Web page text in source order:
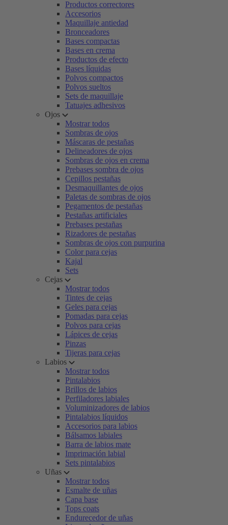
Productos correctores
Accesorios
Maquillaje antiedad
Bronceadores
Bases compactas
Bases en crema
Productos de efecto
Bases líquidas
Polvos compactos
Polvos sueltos
Sets de maquillaje
Tatuajes adhesivos
Ojos
Mostrar todos
Sombras de ojos
Máscaras de pestañas
Delineadores de ojos
Sombras de ojos en crema
Prebases sombra de ojos
Cepillos pestañas
Desmaquillantes de ojos
Paletas de sombras de ojos
Pegamentos de pestañas
Pestañas artificiales
Prebases pestañas
Rizadores de pestañas
Sombras de ojos con purpurina
Color para cejas
Kajal
Sets
Cejas
Mostrar todos
Tintes de cejas
Geles para cejas
Pomadas para cejas
Polvos para cejas
Lápices de cejas
Pinzas
Tijeras para cejas
Labios
Mostrar todos
Pintalabios
Brillos de labios
Perfiladores labiales
Voluminizadores de labios
Pintalabios líquidos
Accesorios para labios
Bálsamos labiales
Barra de labios mate
Imprimación labial
Sets pintalabios
Uñas
Mostrar todos
Esmalte de uñas
Capa base
Tops coats
Endurecedor de uñas